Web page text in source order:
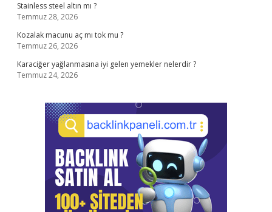
Stainless steel altın mı ?
Temmuz 28, 2026
Kozalak macunu aç mı tok mu ?
Temmuz 26, 2026
Karaciğer yağlanmasına iyi gelen yemekler nelerdir ?
Temmuz 24, 2026